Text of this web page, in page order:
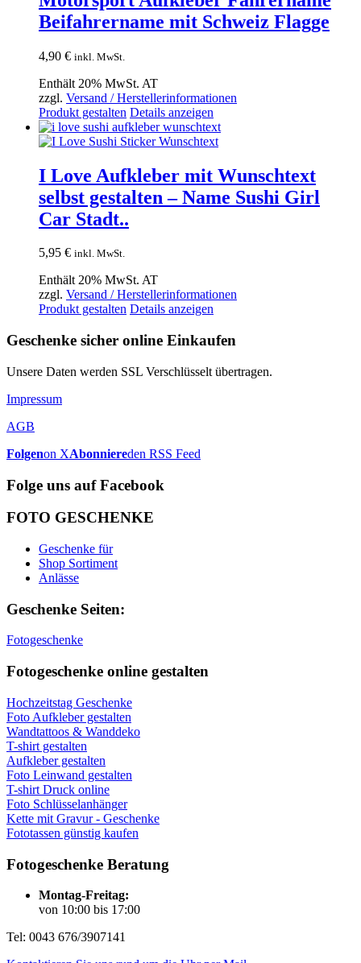
Beifahrername mit Schweiz Flagge
4,90 € inkl. MwSt.
Enthält 20% MwSt. AT
zzgl. Versand / Herstellerinformationen
Produkt gestalten Details anzeigen
I Love Aufkleber mit Wunschtext
selbst gestalten – Name Sushi Girl
Car Stadt..
5,95 € inkl. MwSt.
Enthält 20% MwSt. AT
zzgl. Versand / Herstellerinformationen
Produkt gestalten Details anzeigen
Geschenke sicher online Einkaufen
Unsere Daten werden SSL Verschlüsselt übertragen.
Impressum
AGB
Folgenon XAbonniereden RSS Feed
Folge uns auf Facebook
FOTO GESCHENKE
Geschenke für
Shop Sortiment
Anlässe
Geschenke Seiten:
Fotogeschenke
Fotogeschenke online gestalten
Hochzeitstag Geschenke
Foto Aufkleber gestalten
Wandtattoos & Wanddeko
T-shirt gestalten
Aufkleber gestalten
Foto Leinwand gestalten
T-shirt Druck online
Foto Schlüsselanhänger
Kette mit Gravur - Geschenke
Fototassen günstig kaufen
Fotogeschenke Beratung
Montag-Freitag:
von 10:00 bis 17:00
Tel: 0043 676/3907141